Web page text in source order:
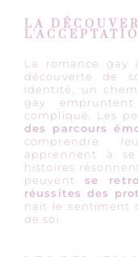
LA
La romance gay
découverte de
identité, un
gay
compliqué. Les
des parcours
comprendre
apprennent à
histoires
peuvent se
réussites des
nait le sentiment
de soi.